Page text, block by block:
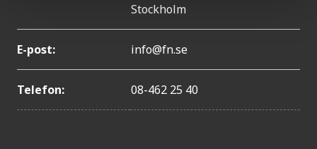
Stockholm
E-post: info@fn.se
Telefon: 08-462 25 40